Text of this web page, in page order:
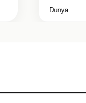
Dunya